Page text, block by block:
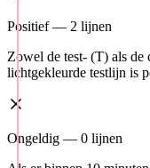
Positief — 2 lijnen
Zowel de test- (T) als
lichtgekleurde testlijn is
Ongeldig — 0 lijnen